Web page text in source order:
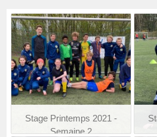
Stage Printemps 2021 -
Semaine 2